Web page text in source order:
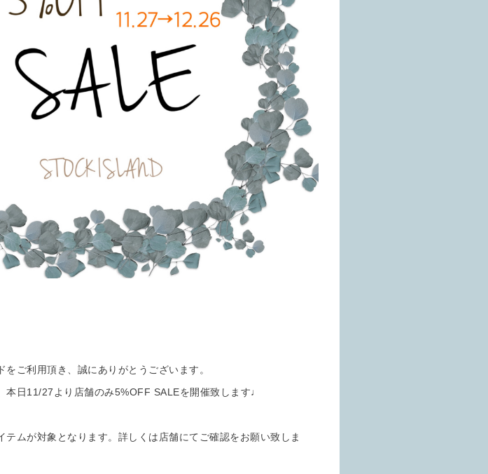
をご利用頂き、誠にありがとうございます。
本日11/27より店舗のみ5%OFF SALEを開催致します♩
テムが対象となります。詳しくは店舗にてご確認をお願い致しま